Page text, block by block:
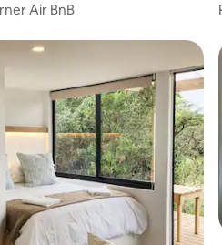
Air BnB
de 5, 134 reseñas